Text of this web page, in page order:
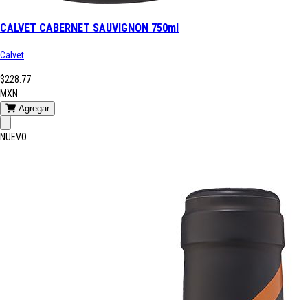
CALVET CABERNET SAUVIGNON 750ml
Calvet
$228.77
MXN
Agregar
NUEVO